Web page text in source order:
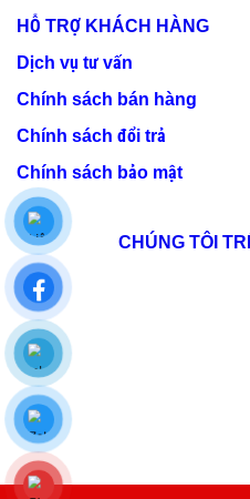
HỖ TRỢ KHÁCH HÀNG
Dịch vụ tư vấn
Chính sách bán hàng
Chính sách đổi trả
Chính sách bảo mật
CHÚNG TÔI